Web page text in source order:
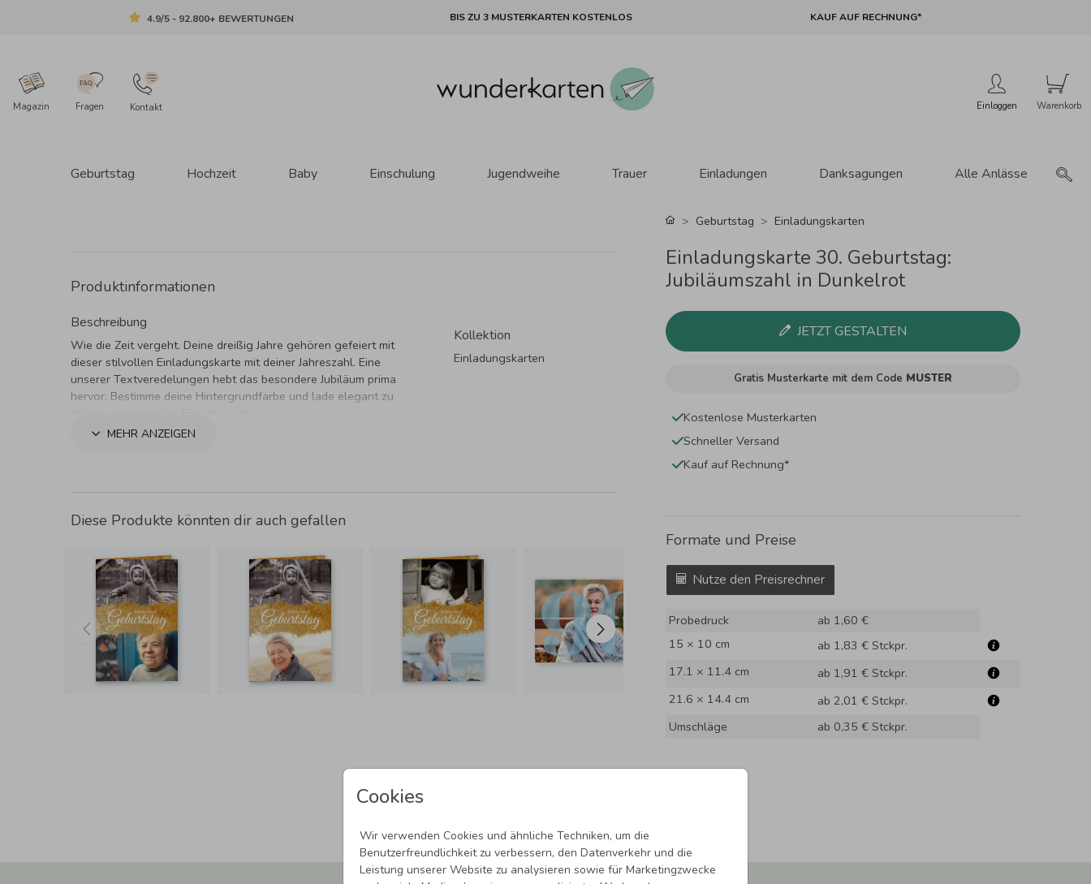
4.9/5 - 92.800+ BEWERTUNGEN BIS ZU 3 MUSTERKARTEN KOSTENLOS KAUF AUF RECHNUNG*
Magazin Fragen Kontakt Einloggen
Geburtstag Hochzeit Baby Einschulung Jugendweihe Trauer Einladungen Danksagungen Alle Anlässe
Cookies
Wir verwenden Cookies und ähnliche Techniken, um die
Benutzerfreundlichkeit zu verbessern, den Datenverkehr und die
Leistung unserer Website zu analysieren sowie für Marketingzwecke
Produktinformationen
Beschreibung
Wie die Zeit vergeht. Deine dreißig Jahre gehören gefeiert mit
dieser stilvollen Einladungskarte mit deiner Jahreszahl. Eine
unserer Textveredelungen hebt das besondere Jubiläum prima
hervor. Bestimme deine Hintergrundfarbe und lade elegant zu
MEHR ANZEIGEN
Kollektion
Einladungskarten
Diese Produkte könnten dir auch gefallen
Geburtstag Einladungskarten
Einladungskarte 30. Geburtstag:
Jubiläumszahl in Dunkelrot
JETZT GESTALTEN
Gratis Musterkarte mit dem Code MUSTER
Kostenlose Musterkarten
Schneller Versand
Kauf auf Rechnung*
Formate und Preise
Nutze den Preisrechner
Probedruck
ab 1,60 €
15 × 10 cm
ab 1,83 € Stckpr.
17.1 × 11.4 cm
ab 1,91 € Stckpr.
21.6 × 14.4 cm
ab 2,01 € Stckpr.
Umschläge
ab 0,35 € Stckpr.